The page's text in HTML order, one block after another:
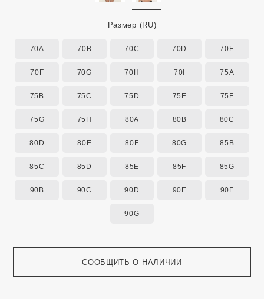
Размер (RU)
70A 70B 70C 70D 70E
70F 70G 70H 70I 75A
75B 75C 75D 75E 75F
75G 75H 80A 80B 80C
80D 80E 80F 80G 85B
85C 85D 85E 85F 85G
90B 90C 90D 90E 90F
90G
СООБЩИТЬ О НАЛИЧИИ